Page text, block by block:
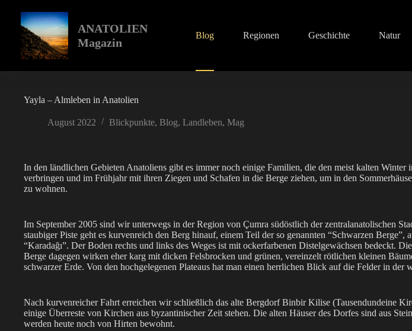
springen
ANATOLIEN
Magazin
Blog Regionen Geschichte Natur
Yayla – Almleben in Anatolien
August 2022 Blickpunkte, Blog, Landleben, Mag
In den ländlichen Gebieten Anatoliens gibt es immer noch einige Familien, die den meist kalten Winter
verbringen und im Frühjahr mit ihren Ziegen und Schafen in die Berge ziehen, um in den
zu wohnen.
Im September 2005 sind wir unterwegs in der Region von Çumra südöstlich der zentralanatolischen
staubiger Piste geht es kurvenreich den Berg hinauf, einem Teil der so genannten “Schwarzen Berge”,
“Karadağı”. Der Boden rechts und links des Weges ist mit ockerfarbenen Distelgewächsen bedeckt.
Berge dagegen wirken eher karg mit dicken Felsbrocken und grünen, vereinzelt rötlichen kleinen
schwarzer Erde. Von den hochgelegenen Plateaus hat man einen herrlichen Blick auf die Felder in der
Nach kurvenreicher Fahrt erreichen wir schließlich das alte Bergdorf Binbir Kilise (Tausendundeine
einige Überreste von Kirchen aus byzantinischer Zeit stehen. Die alten Häuser des Dorfes sind aus
werden heute noch von Hirten bewohnt.